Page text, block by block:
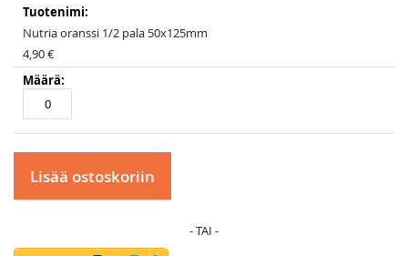
Nutria oranssi 1/2 pala 50x125mm
4,90 €
Lisää ostoskoriin